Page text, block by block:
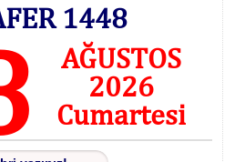
1448
AĞUSTOS
2026
Cumartesi